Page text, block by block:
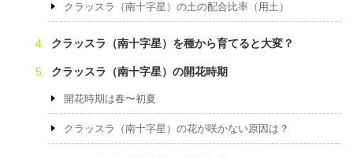
クラッスラ（南十字星）の土の配合比率（用土）
クラッスラ（南十字星）を種から育てると大変？
クラッスラ（南十字星）の開花時期
開花時期は春〜初夏
クラッスラ（南十字星）の花が咲かない原因は？